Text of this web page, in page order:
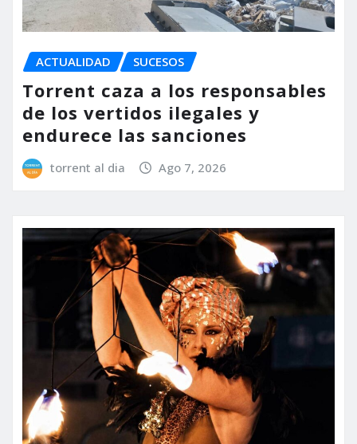
ACTUALIDAD SUCESOS
Torrent caza a los responsables
de los vertidos ilegales y
endurece las sanciones
torrent al dia Ago 7, 2026